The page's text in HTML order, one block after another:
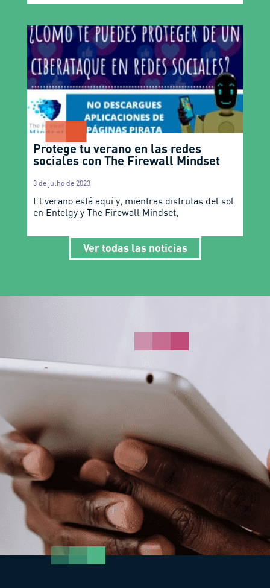
Protege tu verano en las redes
sociales con The Firewall Mindset
3 de julho de 2023
El verano está aquí y, mientras disfrutas del sol
en Entelgy y The Firewall Mindset,
Ver todas las noticias